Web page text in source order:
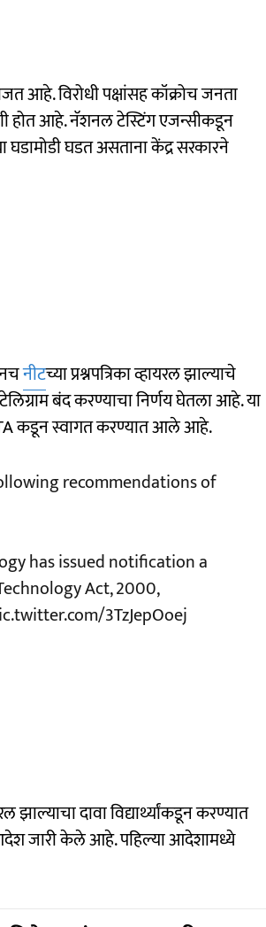
आहे. विरोधी पक्षांसह कॉक्रोच जनता
होत आहे. नॅशनल टेस्टिंग एजन्सीकडून
घडामोडी घडत असताना केंद्र सरकारने
नीटच्या प्रश्नपत्रिका व्हायरल झाल्याचे
बंद करण्याचा निर्णय घेतला आहे. या
कडून स्वागत करण्यात आले आहे.
recommendations of
has issued notification a
Act, 2000,
3TzJepOoej
झाल्याचा दावा विद्यार्थ्यांकडून करण्यात
आदेश जारी केले आहे. पहिल्या आदेशामध्ये